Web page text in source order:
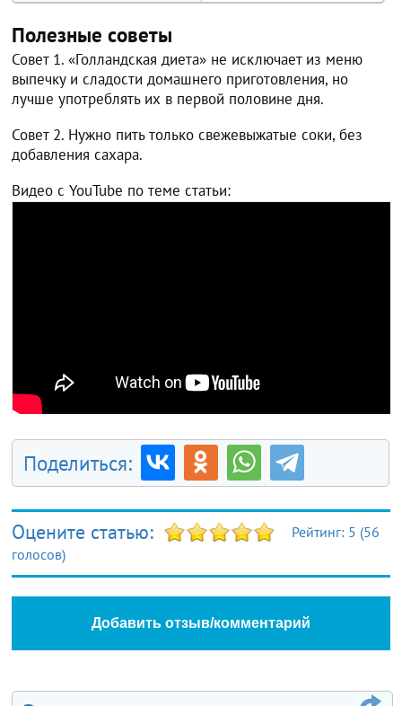
Полезные советы
Совет 1. «Голландская диета» не исключает из меню
выпечку и сладости домашнего приготовления, но
лучше употреблять их в первой половине дня.
Совет 2. Нужно пить только свежевыжатые соки, без
добавления сахара.
Видео с YouTube по теме статьи:
Поделиться:
Оцените статью: Рейтинг: 5 (56
голосов)
Добавить отзыв/комментарий